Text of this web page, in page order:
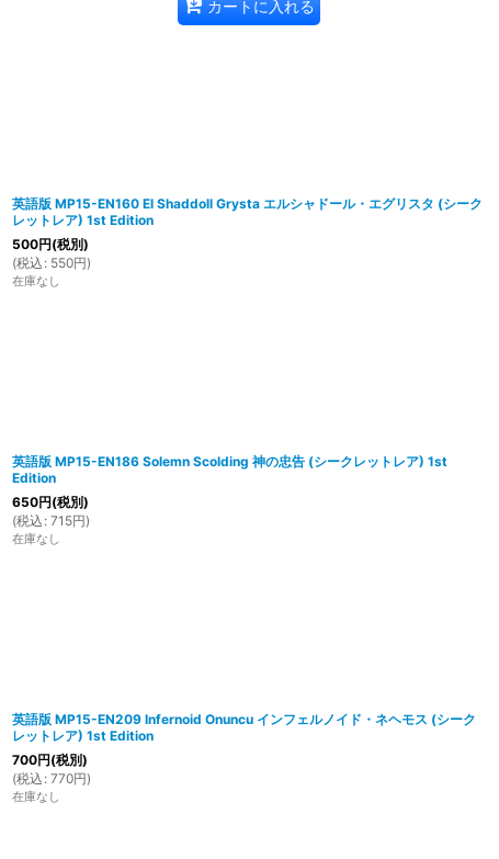
カートに入れる
英語版 MP15-EN160 El Shaddoll Grysta エルシャドール・エグリスタ (シーク
レットレア) 1st Edition
500円(税別)
(税込 : 550円)
在庫なし
英語版 MP15-EN186 Solemn Scolding 神の忠告 (シークレットレア) 1st
Edition
650円(税別)
(税込 : 715円)
在庫なし
英語版 MP15-EN209 Infernoid Onuncu インフェルノイド・ネヘモス (シーク
レットレア) 1st Edition
700円(税別)
(税込 : 770円)
在庫なし